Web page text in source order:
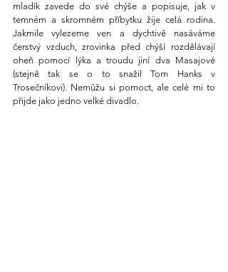
mladík zavede do své chýše a popisuje, jak v
temném a skromném příbytku žije celá rodina.
Jakmile vylezeme ven a dychtivě nasáváme
čerstvý vzduch, zrovinka před chýší rozdělávají
oheň pomocí lýka a troudu jiní dva Masajové
(stejně tak se o to snažil Tom Hanks v
Trosečníkovi). Nemůžu si pomoct, ale celé mi to
přijde jako jedno velké divadlo.